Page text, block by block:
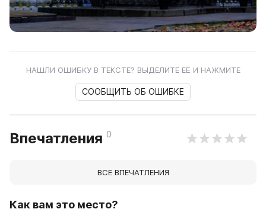
НАШЛИ ОШИБКУ В ТЕКСТЕ? ВЫДЕЛИТЕ ЕЁ И НАЖМИТЕ
СООБЩИТЬ ОБ ОШИБКЕ
Впечатления 0
ВСЕ ВПЕЧАТЛЕНИЯ
Как вам это место?